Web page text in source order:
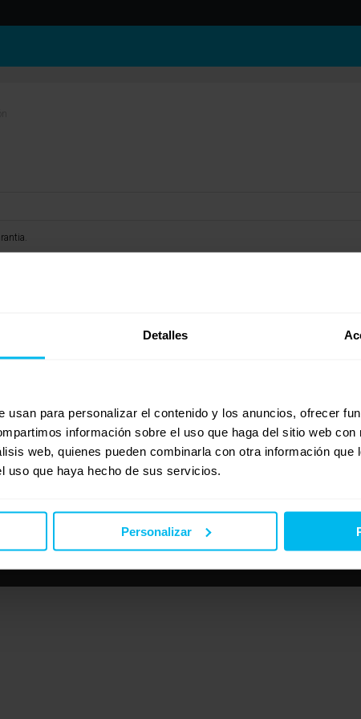
Detalles
usan para personalizar el contenido y los anuncios, ofrecer
información sobre el uso que haga del sitio web
web, quienes pueden combinarla con otra información que
uso que haya hecho de sus servicios.
Personalizar